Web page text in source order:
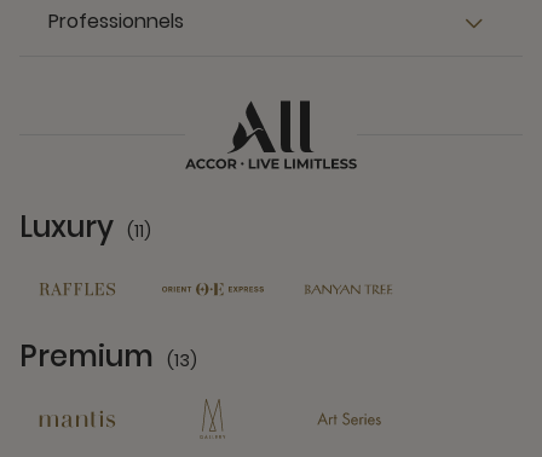
Professionnels
Luxury (11)
Premium (13)